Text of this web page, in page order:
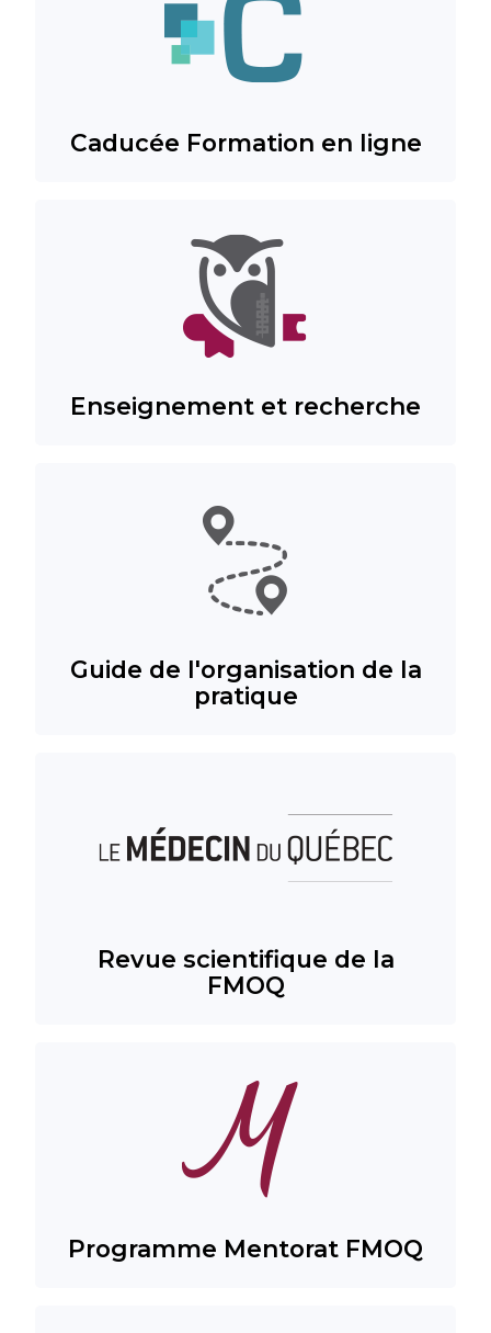
Caducée Formation en ligne
Enseignement et recherche
Guide de l'organisation de la
pratique
Revue scientifique de la
FMOQ
Programme Mentorat FMOQ